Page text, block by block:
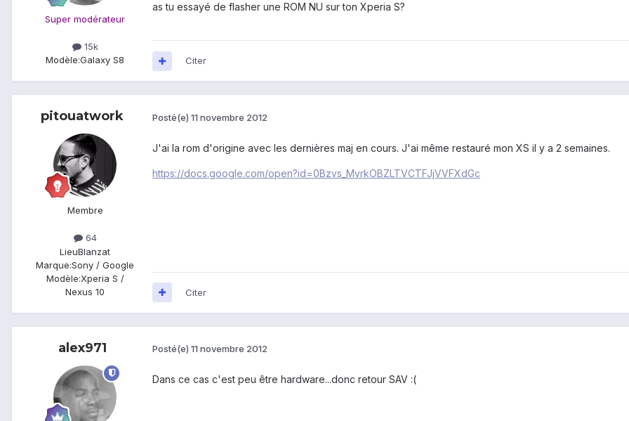
Super modérateur
15k
Modèle:Galaxy S8
as tu essayé de flasher une ROM NU sur ton Xperia S?
Citer
pitouatwork
Membre
64
LieuBlanzat
Marque:Sony / Google
Modèle:Xperia S /
Nexus 10
Posté(e) 11 novembre 2012
J'ai la rom d'origine avec les dernières maj en cours. J'ai même restauré mon XS il y a 2 semaines.
https://docs.google.com/open?id=0Bzvs_MvrkOBZLTVCTFJjVVFXdGc
Citer
alex971 Posté(e) 11 novembre 2012
Dans ce cas c'est peu être hardware...donc retour SAV :(